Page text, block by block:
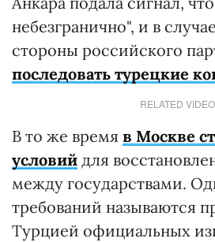
небезгранично", и в
стороны российского
последовать турецкие
RELATED VIDEO
В то же время в Москве
условий для
между государствами.
требований называются
Турцией официальных